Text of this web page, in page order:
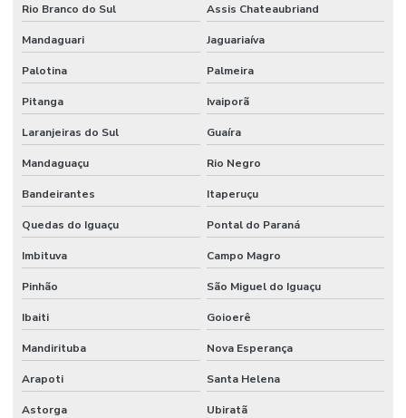
Perícia judicial de engenharia
Renovatória de aluguel comercial
Renovatória de locação
Renovatória de locação comercial
Serviço de avaliação de imóveis
Vistoria de obra
Vistoria predial
Vistoria predial com drone
Vistoria predial laudo
Rio Branco do Sul Assis Chateaubriand
Mandaguari Jaguariaíva
Palotina Palmeira
Pitanga Ivaiporã
Laranjeiras do Sul Guaíra
Mandaguaçu Rio Negro
Bandeirantes Itaperuçu
Quedas do Iguaçu Pontal do Paraná
Imbituva Campo Magro
Pinhão São Miguel do Iguaçu
Ibaiti Goioerê
Mandirituba Nova Esperança
Arapoti Santa Helena
Astorga Ubiratã